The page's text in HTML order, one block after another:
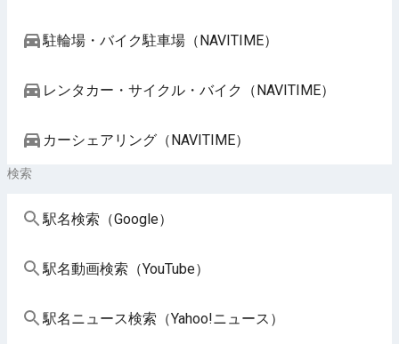
駐輪場・バイク駐車場（NAVITIME）
レンタカー・サイクル・バイク（NAVITIME）
カーシェアリング（NAVITIME）
検索
駅名検索（Google）
駅名動画検索（YouTube）
駅名ニュース検索（Yahoo!ニュース）